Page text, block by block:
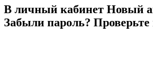
В личный кабинет Новый
Забыли пароль? Проверьте